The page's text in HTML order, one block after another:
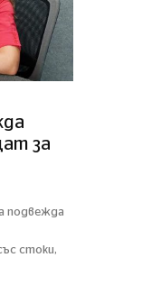
за
подвежда
стоки,